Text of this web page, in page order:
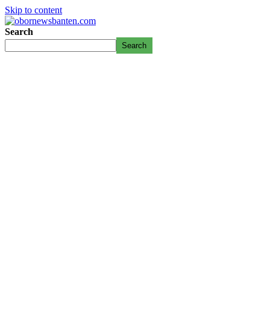
Skip to content
Search
Search